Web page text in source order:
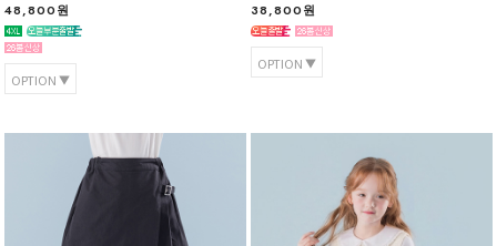
48,800원
OPTION
38,800원
OPTION